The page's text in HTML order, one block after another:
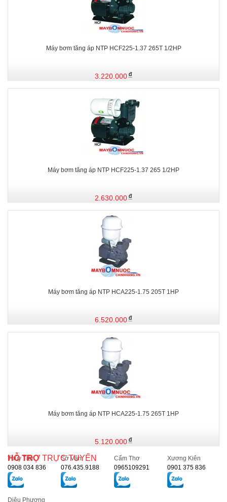
Máy bơm tăng áp NTP HCF225-1.37 265T 1/2HP
3.220.000
Máy bơm tăng áp NTP HCF225-1.37 265 1/2HP
2.630.000
Máy bơm tăng áp NTP HCA225-1.75 205T 1HP
6.520.000
Máy bơm tăng áp NTP HCA225-1.75 265T 1HP
5.120.000
HỖ TRỢ TRỰC TUYẾN
Thủy Tiên
0908 034 836
Sở Vân
076.435.9188
Cẩm Thơ
0965109291
Xương Kiên
0901 375 836
Diệu Phương